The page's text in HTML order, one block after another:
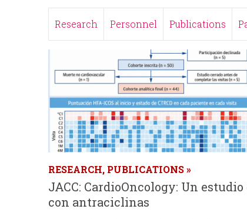
e
n
u
ú
p
r
i
n
i
Research Personnel Publications
RESEARCH, PUBLICATIONS
JACC: CardioOncology: Un
con antraciclinas